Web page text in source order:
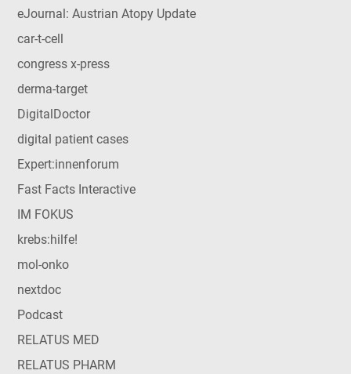
eJournal: Austrian Atopy Update
car-t-cell
congress x-press
derma-target
DigitalDoctor
digital patient cases
Expert:innenforum
Fast Facts Interactive
IM FOKUS
krebs:hilfe!
mol-onko
nextdoc
Podcast
RELATUS MED
RELATUS PHARM